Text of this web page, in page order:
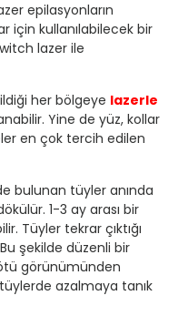
epilasyonların
için kullanılabilecek bir
lazer ile
her bölgeye lazerle
Yine de yüz, kollar
en çok tercih edilen
bulunan tüyler anında
1-3 ay arası bir
Tüyler tekrar çıktığı
şekilde düzenli bir
görünümünden
azalmaya tanık